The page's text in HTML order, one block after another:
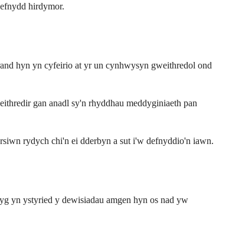
hirdymor.
hyn yn cyfeirio at yr un cynhwysyn gweithredol ond
gan anadl sy'n rhyddhau meddyginiaeth pan
rydych chi'n ei dderbyn a sut i'w defnyddio'n iawn.
yn ystyried y dewisiadau amgen hyn os nad yw